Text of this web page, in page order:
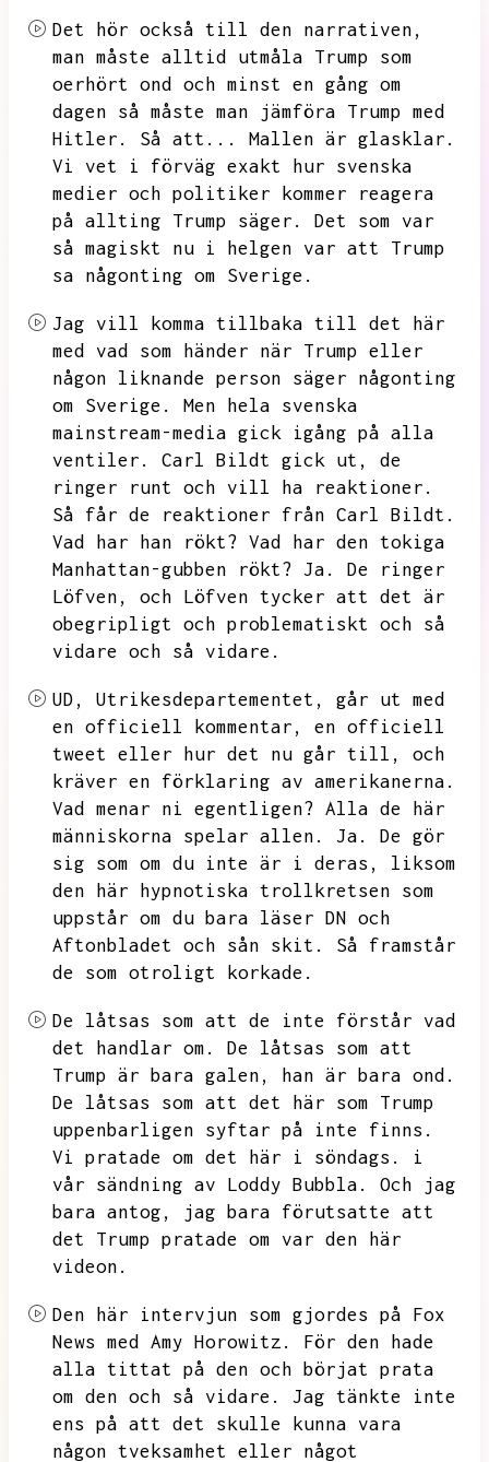
Det hör också till den narrativen,
man måste alltid utmåla Trump som
oerhört ond och minst en gång om
dagen så måste man jämföra Trump med
Hitler.
Så att...
Mallen är glasklar.
Vi vet i förväg exakt hur svenska
medier och politiker kommer reagera
på allting Trump säger.
Det som var
så magiskt nu i helgen var att Trump
sa någonting om Sverige.
Jag vill komma tillbaka till det här
med vad som händer när Trump eller
någon liknande person säger någonting
om Sverige.
Men hela svenska
mainstream-media gick igång på alla
ventiler.
Carl Bildt gick ut,
de
ringer runt och vill ha reaktioner.
Så får de reaktioner från Carl Bildt.
Vad har han rökt? Vad har den tokiga
Manhattan-gubben rökt? Ja.
De ringer
Löfven,
och Löfven tycker att det är
obegripligt och problematiskt och så
vidare och så vidare.
UD, Utrikesdepartementet,
går ut med
en officiell kommentar,
en officiell
tweet eller hur det nu går till,
och
kräver en förklaring av amerikanerna.
Vad menar ni egentligen? Alla de här
människorna spelar allen.
Ja.
De gör
sig som om du inte är i deras,
liksom
den här hypnotiska trollkretsen som
uppstår om du bara läser DN och
Aftonbladet och sån skit.
Så framstår
de som otroligt korkade.
De låtsas som att de inte förstår vad
det handlar om.
De låtsas som att
Trump är bara galen,
han är bara ond.
De låtsas som att det här som Trump
uppenbarligen syftar på inte finns.
Vi pratade om det här i söndags.
i
vår sändning av Loddy Bubbla.
Och jag
bara antog,
jag bara förutsatte att
det Trump pratade om var den här
videon.
Den här intervjun som gjordes på Fox
News med Amy Horowitz.
För den hade
alla tittat på den och börjat prata
om den och så vidare.
Jag tänkte inte
ens på att det skulle kunna vara
någon tveksamhet eller något